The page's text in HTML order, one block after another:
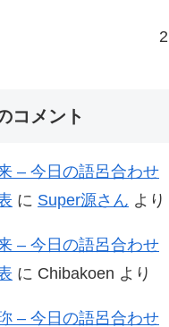
2
コメント
– 今日の語呂合わせ
に Super源さん より
– 今日の語呂合わせ
に Chibakoen より
– 今日の語呂合わせ